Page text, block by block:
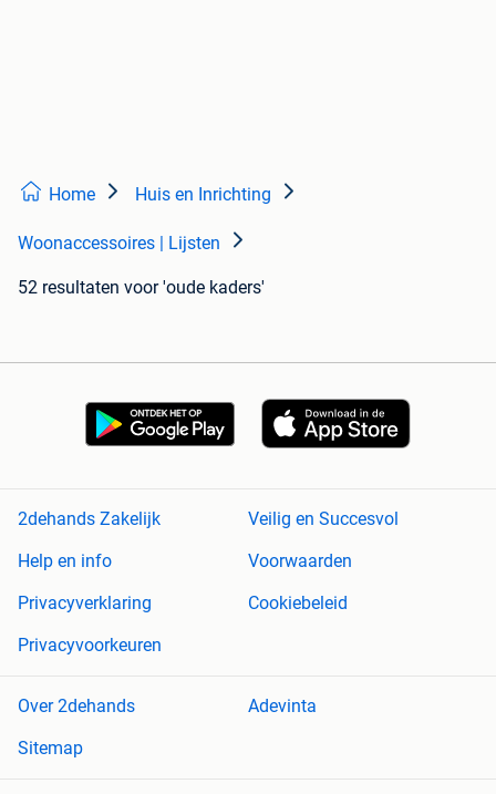
Home Huis en Inrichting
Woonaccessoires | Lijsten
52 resultaten voor 'oude kaders'
2dehands Zakelijk
Veilig en Succesvol
Help en info
Voorwaarden
Privacyverklaring
Cookiebeleid
Privacyvoorkeuren
Over 2dehands
Adevinta
Sitemap